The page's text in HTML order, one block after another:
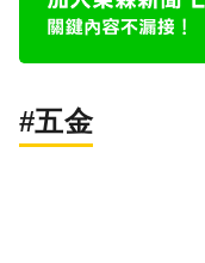
#五金